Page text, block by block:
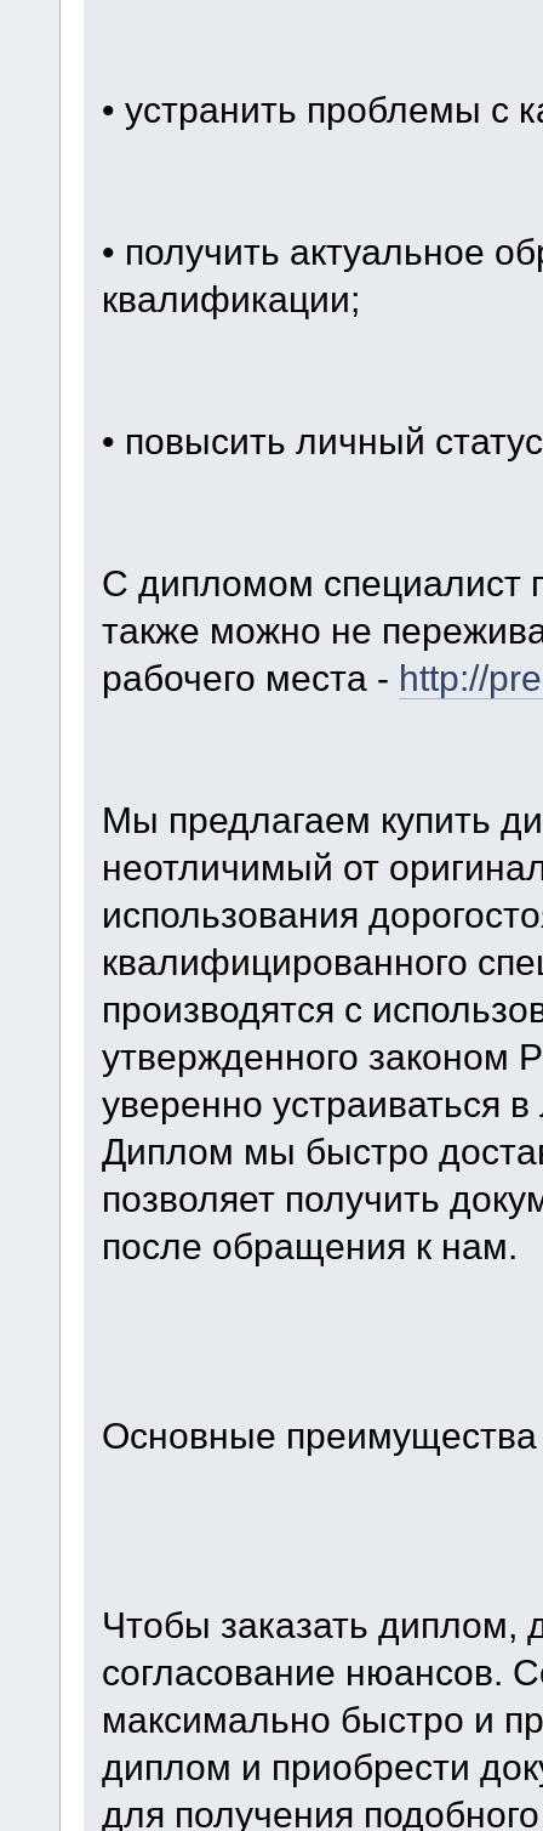
• устранить проблемы с
• получить актуальное
квалификации;
• повысить личный
С дипломом специалист
также можно не
рабочего места - http://
Мы предлагаем купить
неотличимый от
использования
квалифицированного
производятся с
утвержденного
уверенно устраиваться
Диплом мы быстро
позволяет получить
после обращения к нам.
Основные
Чтобы заказать диплом,
согласование нюансов.
максимально быстро и
диплом и приобрести
для получения